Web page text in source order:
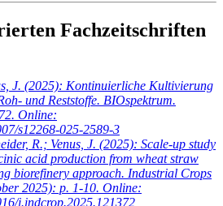
Fachzeitschriften
J. (2025): Kontinuierliche Kultivierung
und Reststoffe. BIOspektrum.
Online:
s12268-025-2589-3
R.; Venus, J. (2025): Scale-up study
acid production from wheat straw
biorefinery approach. Industrial Crops
2025): p. 1-10. Online:
j.indcrop.2025.121372